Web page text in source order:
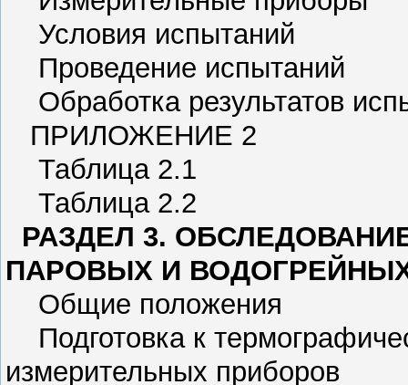
Условия испытаний
Проведение испытаний
Обработка результатов
ПРИЛОЖЕНИЕ 2
Таблица 2.1
Таблица 2.2
РАЗДЕЛ 3.
ПАРОВЫХ И
Общие положения
Подготовка к
измерительных приборов